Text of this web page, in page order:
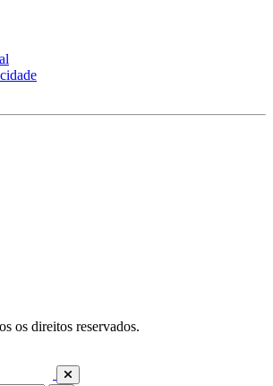
os direitos reservados.